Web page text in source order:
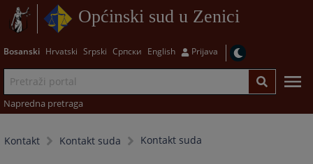
Općinski sud u Zenici
Bosanski Hrvatski Srpski Српски English Prijava
Napredna pretraga
Kontakt Kontakt suda Kontakt suda